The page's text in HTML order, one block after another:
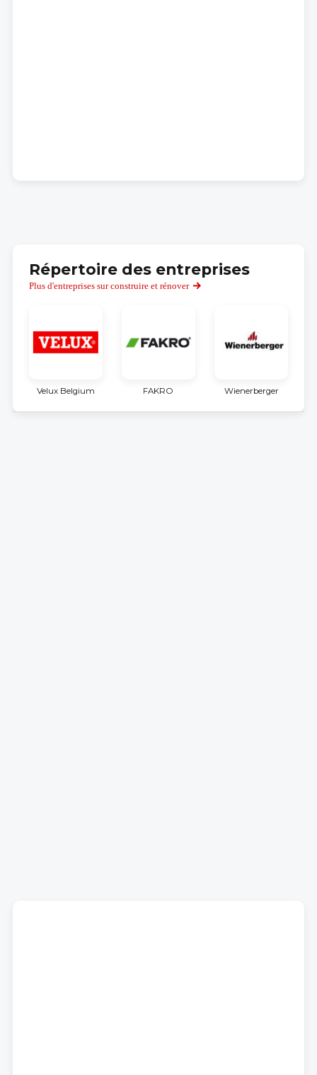
Répertoire des entreprises
Plus d'entreprises sur construire et rénover
Velux Belgium FAKRO Wienerberger